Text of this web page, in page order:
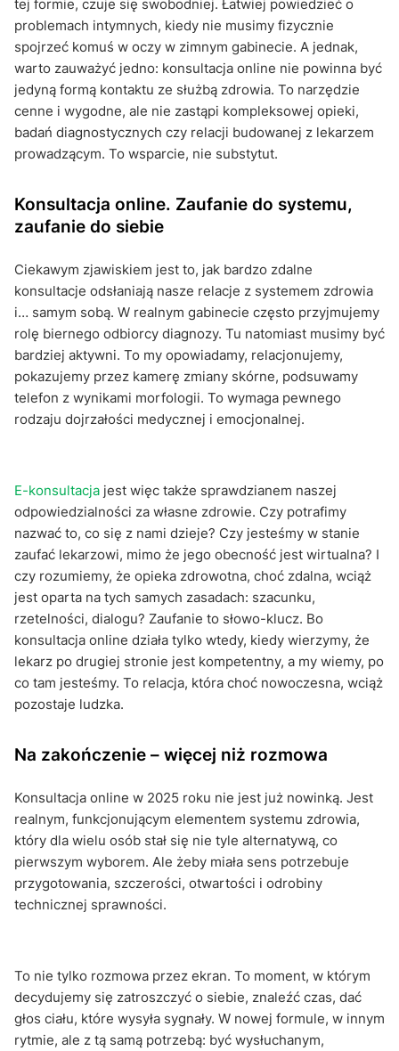
tej formie, czuje się swobodniej. Łatwiej powiedzieć o
problemach intymnych, kiedy nie musimy fizycznie
spojrzeć komuś w oczy w zimnym gabinecie. A jednak,
warto zauważyć jedno: konsultacja online nie powinna być
jedyną formą kontaktu ze służbą zdrowia. To narzędzie
cenne i wygodne, ale nie zastąpi kompleksowej opieki,
badań diagnostycznych czy relacji budowanej z lekarzem
prowadzącym. To wsparcie, nie substytut.
Konsultacja online. Zaufanie do systemu,
zaufanie do siebie
Ciekawym zjawiskiem jest to, jak bardzo zdalne
konsultacje odsłaniają nasze relacje z systemem zdrowia
i… samym sobą. W realnym gabinecie często przyjmujemy
rolę biernego odbiorcy diagnozy. Tu natomiast musimy być
bardziej aktywni. To my opowiadamy, relacjonujemy,
pokazujemy przez kamerę zmiany skórne, podsuwamy
telefon z wynikami morfologii. To wymaga pewnego
rodzaju dojrzałości medycznej i emocjonalnej.
E-konsultacja jest więc także sprawdzianem naszej
odpowiedzialności za własne zdrowie. Czy potrafimy
nazwać to, co się z nami dzieje? Czy jesteśmy w stanie
zaufać lekarzowi, mimo że jego obecność jest wirtualna? I
czy rozumiemy, że opieka zdrowotna, choć zdalna, wciąż
jest oparta na tych samych zasadach: szacunku,
rzetelności, dialogu? Zaufanie to słowo-klucz. Bo
konsultacja online działa tylko wtedy, kiedy wierzymy, że
lekarz po drugiej stronie jest kompetentny, a my wiemy, po
co tam jesteśmy. To relacja, która choć nowoczesna, wciąż
pozostaje ludzka.
Na zakończenie – więcej niż rozmowa
Konsultacja online w 2025 roku nie jest już nowinką. Jest
realnym, funkcjonującym elementem systemu zdrowia,
który dla wielu osób stał się nie tyle alternatywą, co
pierwszym wyborem. Ale żeby miała sens potrzebuje
przygotowania, szczerości, otwartości i odrobiny
technicznej sprawności.
To nie tylko rozmowa przez ekran. To moment, w którym
decydujemy się zatroszczyć o siebie, znaleźć czas, dać
głos ciału, które wysyła sygnały. W nowej formule, w innym
rytmie, ale z tą samą potrzebą: być wysłuchanym,